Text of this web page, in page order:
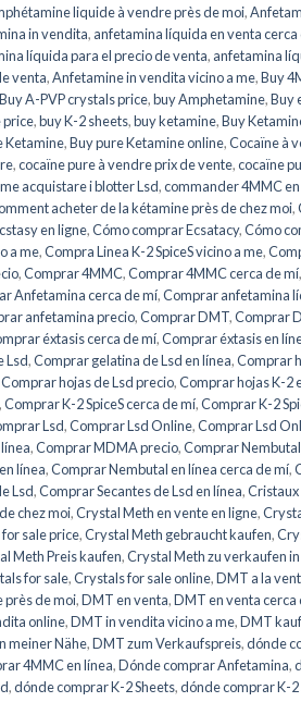
liquide à vendre près de moi,
in vendita, anfetamina líquida en venta cerca
líquida para el precio de venta, anfetamina
venta,Anfetamine in vendita vicino a me,Buy
Buy A-PVP crystals price,buy Amphetamine,Buy
price,buy K-2 sheets,buy ketamine,Buy
Ketamine,Buy pure Ketamine online,Cocaïne à
,cocaïne pure à vendre prix de vente,cocaïne
acquistare i blotter Lsd,commander 4MMC
acheter de la kétamine près de chez moi,
en ligne,Cómo comprar Ecsatacy,Cómo
a me,Compra Linea K-2 SpiceS vicino a me,
,Comprar 4MMC,Comprar 4MMC cerca de mí,
Anfetamina cerca de mí,Comprar anfetamina
anfetamina precio,Comprar DMT,Comprar
éxtasis cerca de mí,Comprar éxtasis en
Lsd,Comprar gelatina de Lsd en línea,Comprar
Comprar hojas de Lsd precio,Comprar hojas K-2
,Comprar K-2 SpiceS cerca de mí,Comprar K-2
Lsd,Comprar Lsd Online,Comprar Lsd
,Comprar MDMA precio,Comprar Nembutal
línea,Comprar Nembutal en línea cerca de mí,
Lsd,Comprar Secantes de Lsd en línea,
chez moi,Crystal Meth en vente en ligne,
sale price,Crystal Meth gebraucht kaufen,
Meth Preis kaufen,Crystal Meth zu verkaufen
for sale,Crystals for sale online,DMT a la
près de moi,DMT en venta,DMT en venta cerca
online,DMT in vendita vicino a me,DMT
meiner Nähe,DMT zum Verkaufspreis,dónde
4MMC en línea,Dónde comprar Anfetamina,
,dónde comprar K-2 Sheets,dónde comprar K-2